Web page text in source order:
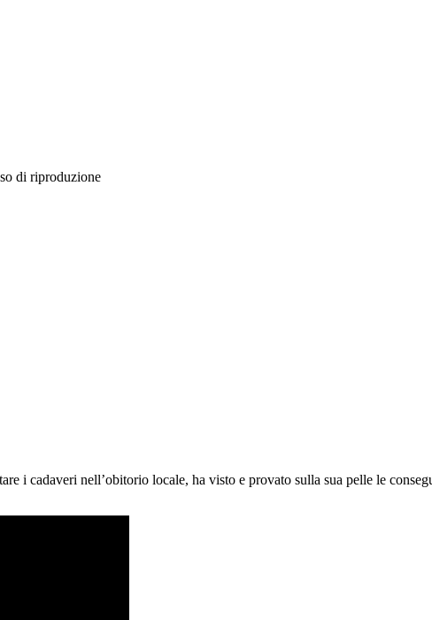
di riproduzione
i cadaveri nell’obitorio locale, ha visto e provato sulla sua pelle le